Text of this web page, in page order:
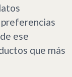
ese
que más